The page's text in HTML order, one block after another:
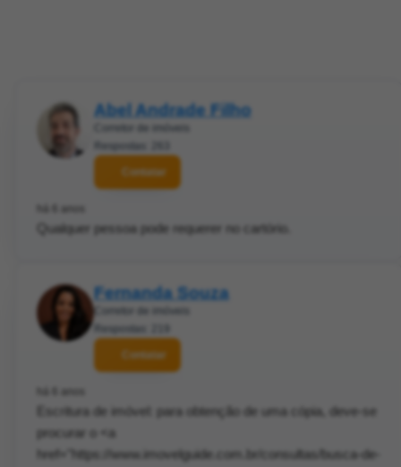
Abel Andrade Filho
Contatar
Qualquer pessoa pode requerer no cartório.
Fernanda Souza
Contatar
Escritura de imóvel: para obtenção de uma cópia, deve-se
procurar o <a
href="https://www.imovelguide.com.br/consultas/busca-de-